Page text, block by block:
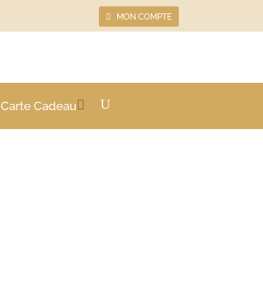
MON COMPTE
Carte Cadeau